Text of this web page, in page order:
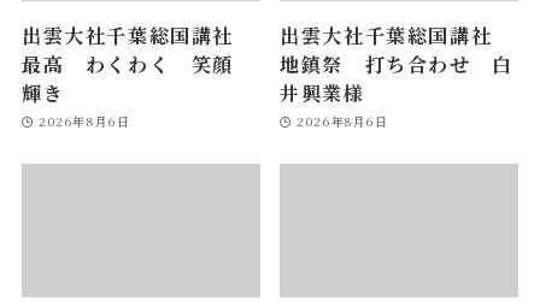
出雲大社千葉総国講社
最高 わくわく 笑顔
輝き
2026年8月6日
出雲大社千葉総国講社
地鎮祭 打ち合わせ 白
井興業様
2026年8月6日